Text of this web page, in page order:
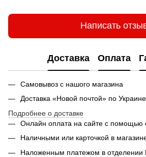
Написать
Доставка Оплата
Самовывоз с нашого магазина
Доставка «Новой почтой» по Украине
Подробнее о доставке
Онлайн оплата на сайте с помощью
Наличными или карточкой в
Наложенным платежом в отделении